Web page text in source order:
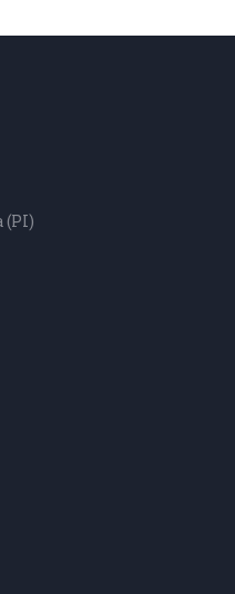
(PI)